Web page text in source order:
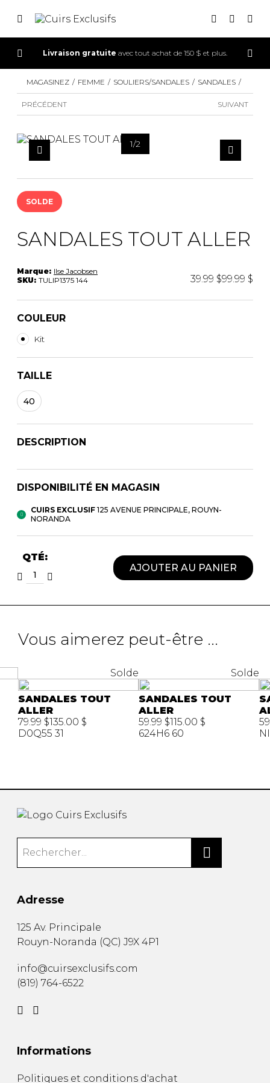
INSCRIPTION
Livraison gratuite avec tout achat de 150 $ et plus.
MAGASINEZ FEMME SOULIERS/SANDALES SANDALES
PRÉCÉDENT SUIVANT
1/2
SOLDE
SANDALES TOUT ALLER
Marque: Ilse Jacobsen
SKU: TULIP1375 144 39.99 $99.99 $
COULEUR
Kit
TAILLE
40
DESCRIPTION
DISPONIBILITÉ EN MAGASIN
CUIRS EXCLUSIF 125 AVENUE PRINCIPALE, ROUYN-
NORANDA
QTÉ:
AJOUTER AU PANIER
Vous aimerez peut-être ...
Solde
SANDALES TOUT
ALLER
79.99 $135.00 $
D0Q55 31
Solde
SANDALES TOUT
ALLER
59.99 $115.00 $
624H6 60
Adresse
125 Av. Principale
Rouyn-Noranda (QC) J9X 4P1
info@cuirsexclusifs.com
(819) 764-6522
Informations
Politiques et conditions d'achat